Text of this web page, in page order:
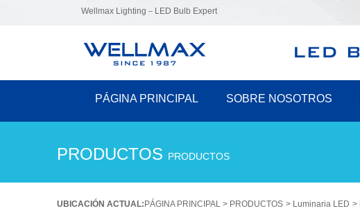
Wellmax Lighting－LED Bulb Expert
PÁGINA PRINCIPAL SOBRE NOSOTROS
PRODUCTOS PRODUCTOS
UBICACIÓN ACTUAL: PÁGINA PRINCIPAL > PRODUCTOS > Luminaria LED >